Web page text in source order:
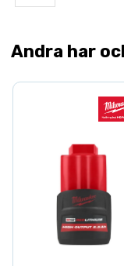
Andra har